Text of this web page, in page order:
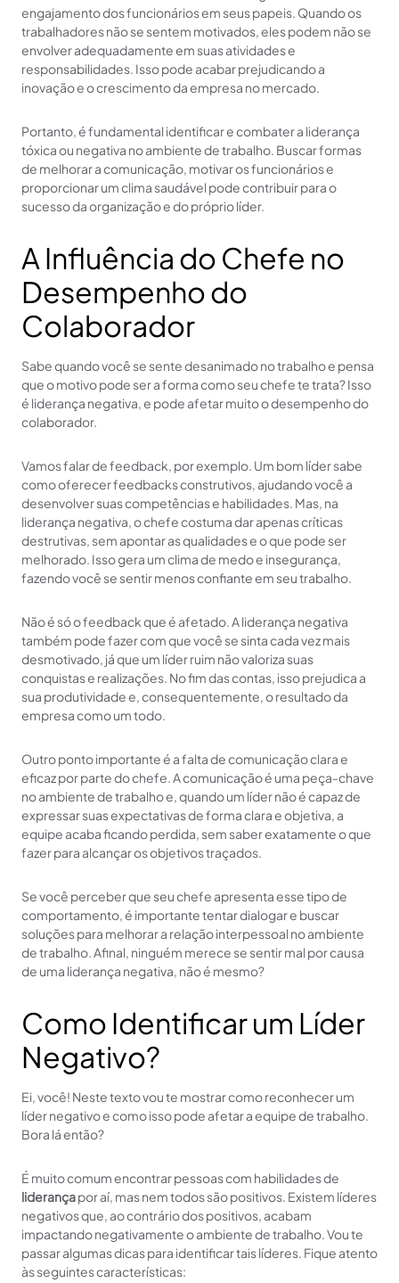
engajamento dos funcionários em seus papeis. Quando os
trabalhadores não se sentem motivados, eles podem não se
envolver adequadamente em suas atividades e
responsabilidades. Isso pode acabar prejudicando a
inovação e o crescimento da empresa no mercado.
Portanto, é fundamental identificar e combater a liderança
tóxica ou negativa no ambiente de trabalho. Buscar formas
de melhorar a comunicação, motivar os funcionários e
proporcionar um clima saudável pode contribuir para o
sucesso da organização e do próprio líder.
A Influência do Chefe no
Desempenho do
Colaborador
Sabe quando você se sente desanimado no trabalho e pensa
que o motivo pode ser a forma como seu chefe te trata? Isso
é liderança negativa, e pode afetar muito o desempenho do
colaborador.
Vamos falar de feedback, por exemplo. Um bom líder sabe
como oferecer feedbacks construtivos, ajudando você a
desenvolver suas competências e habilidades. Mas, na
liderança negativa, o chefe costuma dar apenas críticas
destrutivas, sem apontar as qualidades e o que pode ser
melhorado. Isso gera um clima de medo e insegurança,
fazendo você se sentir menos confiante em seu trabalho.
Não é só o feedback que é afetado. A liderança negativa
também pode fazer com que você se sinta cada vez mais
desmotivado, já que um líder ruim não valoriza suas
conquistas e realizações. No fim das contas, isso prejudica a
sua produtividade e, consequentemente, o resultado da
empresa como um todo.
Outro ponto importante é a falta de comunicação clara e
eficaz por parte do chefe. A comunicação é uma peça-chave
no ambiente de trabalho e, quando um líder não é capaz de
expressar suas expectativas de forma clara e objetiva, a
equipe acaba ficando perdida, sem saber exatamente o que
fazer para alcançar os objetivos traçados.
Se você perceber que seu chefe apresenta esse tipo de
comportamento, é importante tentar dialogar e buscar
soluções para melhorar a relação interpessoal no ambiente
de trabalho. Afinal, ninguém merece se sentir mal por causa
de uma liderança negativa, não é mesmo?
Como Identificar um Líder
Negativo?
Ei, você! Neste texto vou te mostrar como reconhecer um
líder negativo e como isso pode afetar a equipe de trabalho.
Bora lá então?
É muito comum encontrar pessoas com habilidades de
liderançapor aí, mas nem todos são positivos. Existem líderes
negativos que, ao contrário dos positivos, acabam
impactando negativamente o ambiente de trabalho. Vou te
passar algumas dicas para identificar tais líderes. Fique atento
às seguintes características: